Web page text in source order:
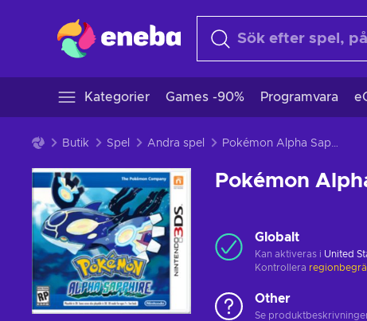
Kategorier Games -90% Programvara
Butik Spel Andra spel Pokémon Alpha Sapphire
Pokémon
Globalt
Kan aktiveras i United
Kontrollera
Other
Se